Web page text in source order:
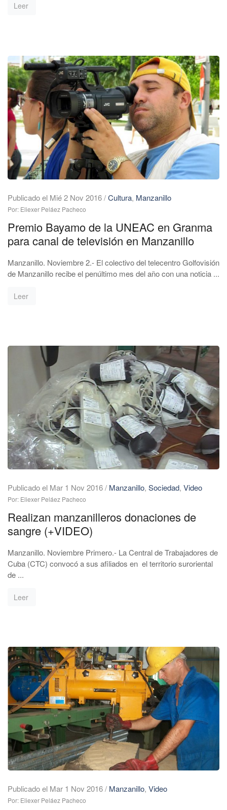
Leer
Publicado el Mié 2 Nov 2016/Cultura, Manzanillo
Por: Eliexer Peláez Pacheco
Premio Bayamo de la UNEAC en Granma
para canal de televisión en Manzanillo
Manzanillo. Noviembre 2.- El colectivo del telecentro Golfovisión
de Manzanillo recibe el penúltimo mes del año con una noticia ...
Leer
Publicado el Mar 1 Nov 2016/ Manzanillo, Sociedad, Video
Por: Eliexer Peláez Pacheco
Realizan manzanilleros donaciones de
sangre (+VIDEO)
Manzanillo. Noviembre Primero.- La Central de Trabajadores de
Cuba (CTC) convocó a sus afiliados en el territorio suroriental
de ...
Leer
Publicado el Mar 1 Nov 2016/ Manzanillo, Video
Por: Eliexer Peláez Pacheco